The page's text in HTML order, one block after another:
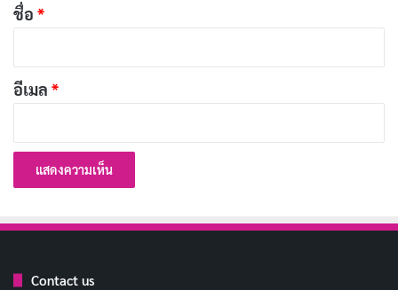
[รีวิว-เรื่องย่อ] Forbidden
เผยแพร่เมื่อ: 7 วัน ที่ผ่านมา
[รีวิว-เรื่องย่อ] The Devil’s
*
ชื่อ *
อีเมล *
Contact us